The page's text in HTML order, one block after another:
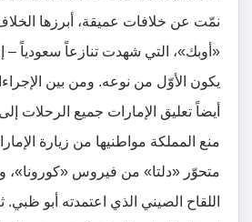
نمّت عن خلافات عميقة، أبرزها
«أوبك»، التي شهدت تنازعاً سعودياً –
يكون الأوّل من نوعه. ومن بين
أيضاً تعليق الإمارات جميع الرحلات
منع المملكة مواطنيها من زيارة
متحوّر «دلتا» من فيروس «كورونا»،
اللقاح الصيني الذي اعتمدته أبو ظبي.